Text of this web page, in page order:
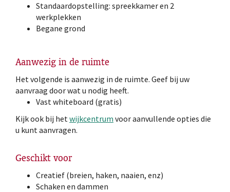
Standaardopstelling: spreekkamer en 2
werkplekken
Begane grond
Aanwezig in de ruimte
Het volgende is aanwezig in de ruimte. Geef bij uw
aanvraag door wat u nodig heeft.
Vast whiteboard (gratis)
Kijk ook bij hetwijkcentrum voor aanvullende opties die
u kunt aanvragen.
Geschikt voor
Creatief (breien, haken, naaien, enz)
Schaken en dammen